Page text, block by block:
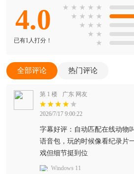
4.0
已有1人打分！
★ ★ ★ ★ ★
★ ★ ★ ★
★ ★ ★
★ ★
★
全部评论 热门评论
第 1 楼 广东 网友
2026/7/17 9:00:22
字幕好评：自动匹配在线动物
语音包，玩的时候像看纪录片
戏但细节挺到位
Windows 11